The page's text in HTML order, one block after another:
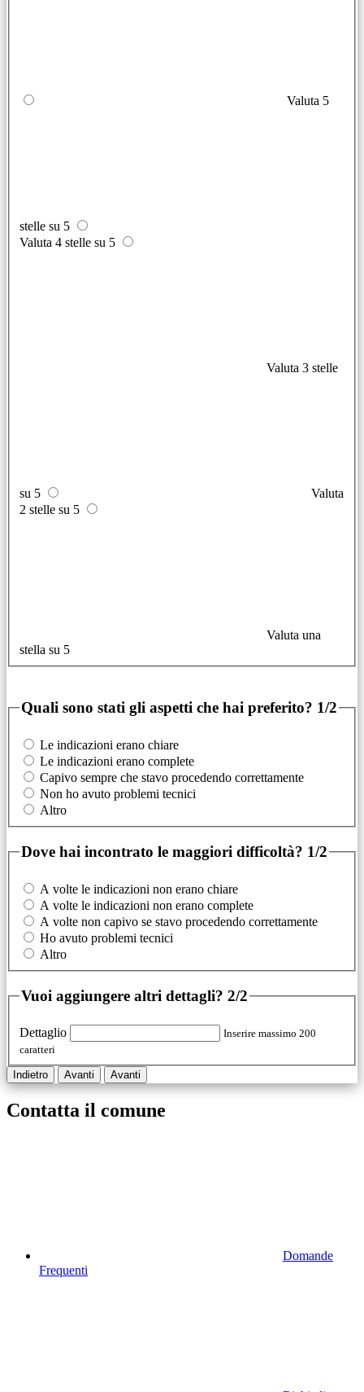
Valuta 5
stelle su 5
Valuta 4 stelle su 5
Valuta 3 stelle
su 5
Valuta
2 stelle su 5
Valuta una
stella su 5
Quali sono stati gli aspetti che hai preferito? 1/2
Le indicazioni erano chiare
Le indicazioni erano complete
Capivo sempre che stavo procedendo correttamente
Non ho avuto problemi tecnici
Altro
Dove hai incontrato le maggiori difficoltà? 1/2
A volte le indicazioni non erano chiare
A volte le indicazioni non erano complete
A volte non capivo se stavo procedendo correttamente
Ho avuto problemi tecnici
Altro
Vuoi aggiungere altri dettagli? 2/2
Dettaglio
Inserire massimo 200
caratteri
Indietro Avanti Avanti
Contatta il comune
Domande
Frequenti